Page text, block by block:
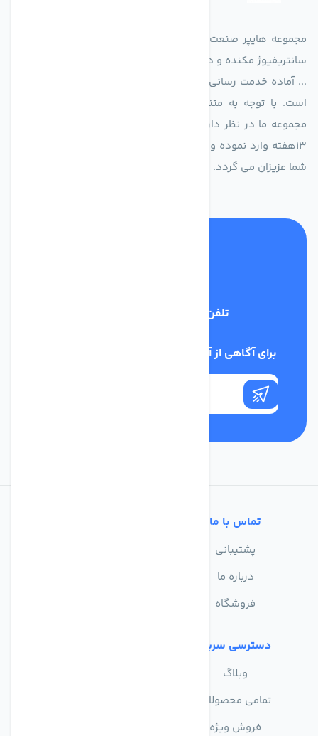
مجموعه هایپر صنعت ایران در امر تولید و واردات انواع فن های
سانتریفیوژ مکنده و دمنده آکسیال، سقفی، بین کانالی، مرغداری و
... آماده خدمت رسانی به شرکت های تولیدی، صنعتی و ساختمانی
است. با توجه به متنوع بودن فن های تولیدی کمپانی اروپایی
مجموعه ما در نظر دارد کالاهای تخصصی شما عزیزان رو در صرف
13هفته وارد نموده و این عمر باعث صرفه جویی در هزینه و زمان
شما عزیزان می گردد.
تلفن پشتیبانی
برای آگاهی از آخرین اخبار در خبرنامه ما عضو شوید
تماس با ما
پشتیبانی
درباره ما
فروشگاه
دسترسی سریع
وبلاگ
تمامی محصولات
فروش ویژه